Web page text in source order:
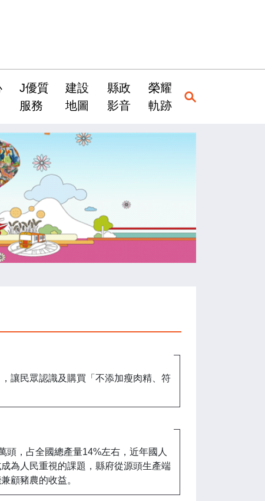
J優質
服務
建設
地圖
縣政
影音
榮耀
軌跡
讓民眾認識及購買「不添加瘦肉精、符
頭，占全國總產量14%左右，近年國人
為人民重視的課題，縣府從源頭生產端
顧豬農的收益。